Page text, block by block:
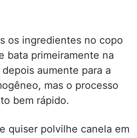
os ingredientes no copo
bata primeiramente na
aumente para a
mas o processo
bem rápido.
quiser polvilhe canela em